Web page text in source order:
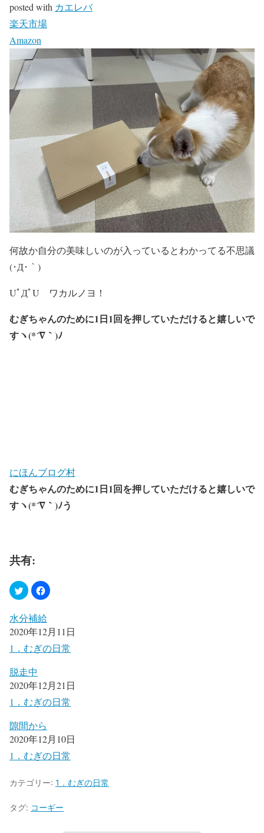
posted with カエレバ
楽天市場
Amazon
何故か自分の美味しいのが入っているとわかってる不思議
(･Д･｀)
UﾟДﾟU ワカルノヨ！
むぎちゃんのために1日1回を押していただけると嬉しいで
すヽ(*´∇｀)ﾉ
にほんブログ村
むぎちゃんのために1日1回を押していただけると嬉しいで
すヽ(*´∇｀)ﾉう
共有:
水分補給
2020年12月11日
1．むぎの日常
脱走中
2020年12月21日
1．むぎの日常
隙間から
2020年12月10日
1．むぎの日常
カテゴリー: 1．むぎの日常
タグ: コーギー